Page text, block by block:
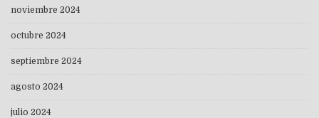
noviembre 2024
octubre 2024
septiembre 2024
agosto 2024
julio 2024